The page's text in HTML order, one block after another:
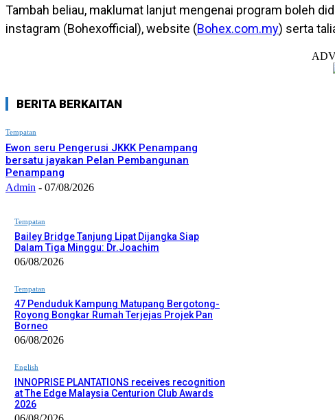
Tambah beliau, maklumat lanjut mengenai program boleh
instagram (Bohexofficial), website (Bohex.com.my) serta
BERITA BERKAITAN
Tempatan
Ewon seru Pengerusi JKKK Penampang
bersatu jayakan Pelan Pembangunan
Penampang
Admin - 07/08/2026
Tempatan
Bailey Bridge Tanjung Lipat Dijangka Siap
Dalam Tiga Minggu: Dr.Joachim
06/08/2026
Tempatan
47 Penduduk Kampung Matupang Bergotong-
Royong Bongkar Rumah Terjejas Projek Pan
Borneo
06/08/2026
English
INNOPRISE PLANTATIONS receives recognition
at The Edge Malaysia Centurion Club Awards
2026